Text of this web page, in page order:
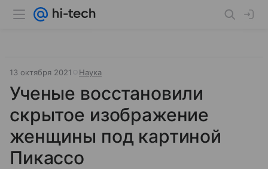
13 октября 2021 Наука
Ученые восстановили
скрытое изображение
женщины под картиной
Пикассо